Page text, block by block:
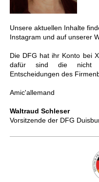
Unsere aktuellen Inhalte
Instagram und auf unserer
Die DFG hat ihr Konto bei
dafür sind die nicht
Entscheidungen des
Amic'allemand
Waltraud Schleser
Vorsitzende der DFG